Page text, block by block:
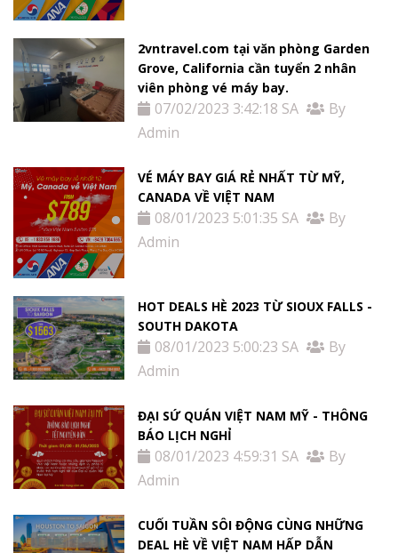
2vntravel.com tại văn phòng Garden
Grove, California cần tuyển 2 nhân
viên phòng vé máy bay.
07/02/2023 3:42:18 SA
By
Admin
VÉ MÁY BAY GIÁ RẺ NHẤT TỪ MỸ,
CANADA VỀ VIỆT NAM
08/01/2023 5:01:35 SA
By
Admin
HOT DEALS HÈ 2023 TỪ SIOUX FALLS -
SOUTH DAKOTA
08/01/2023 5:00:23 SA
By
Admin
ĐẠI SỨ QUÁN VIỆT NAM MỸ - THÔNG
BÁO LỊCH NGHỈ
08/01/2023 4:59:31 SA
By
Admin
CUỐI TUẦN SÔI ĐỘNG CÙNG NHỮNG
DEAL HÈ VỀ VIỆT NAM HẤP DẪN